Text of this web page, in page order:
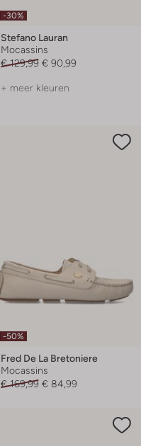
-30%
Stefano Lauran
Mocassins
€ 129,99 € 90,99
+ meer kleuren
-50%
Fred De La Bretoniere
Mocassins
€ 169,99 € 84,99